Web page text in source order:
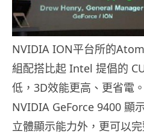
NVIDIA ION平台所的
組配搭比起 Intel 提倡的
低，3D效能更高、更省電
NVIDIA GeForce 9400 顯
立體顯示能力外，更可以